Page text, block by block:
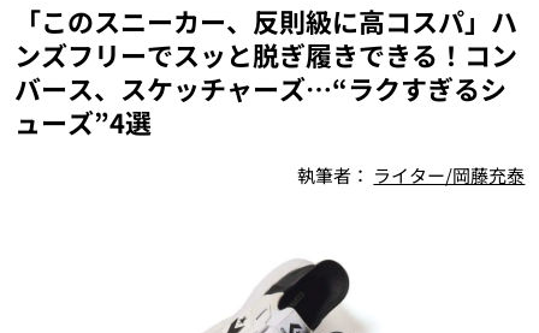
「このスニーカー、反則級に高コスパ」ハ
ンズフリーでスッと脱ぎ履きできる！コン
バース、スケッチャーズ…“ラクすぎるシ
ューズ”4選
執筆者： ライター/岡藤充泰